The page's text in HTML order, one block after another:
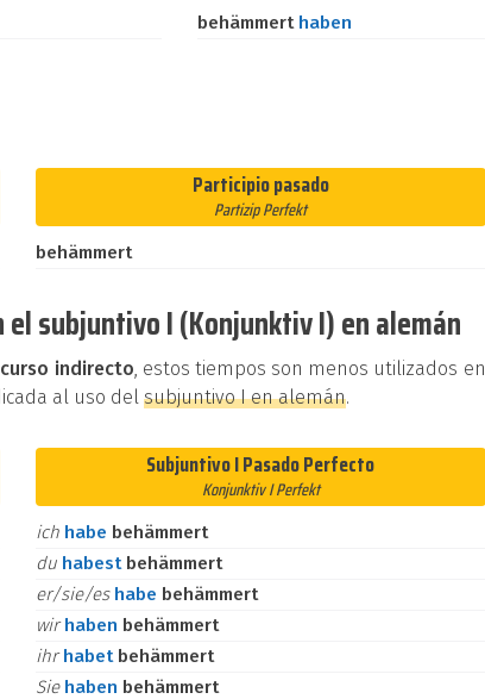
behämmert haben
Participio pasado
Partizip Perfekt
behämmert
subjuntivo I (Konjunktiv I) en alemán
indirecto, estos tiempos son menos utilizados en
al uso del subjuntivo I en alemán.
Subjuntivo I Pasado Perfecto
Konjunktiv I Perfekt
ich habe behämmert
du habest behämmert
er/sie/es habe behämmert
wirhaben behämmert
ihrhabet behämmert
Sie haben behämmert